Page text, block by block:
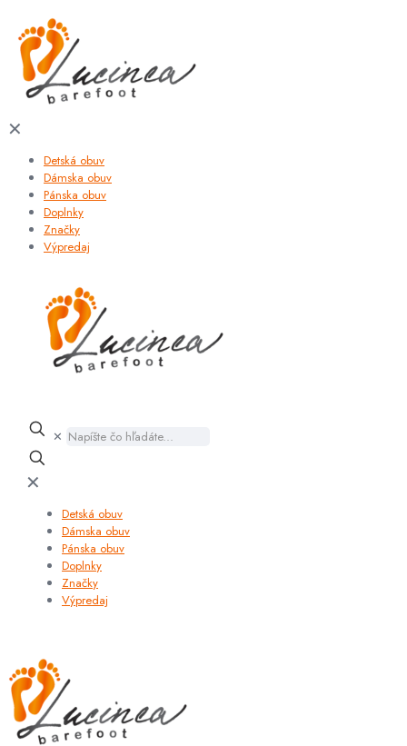
✕
Detská obuv
Dámska obuv
Pánska obuv
Doplnky
Značky
Výpredaj
✕
✕
Detská obuv
Dámska obuv
Pánska obuv
Doplnky
Značky
Výpredaj